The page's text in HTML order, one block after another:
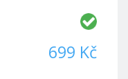
699 Kč